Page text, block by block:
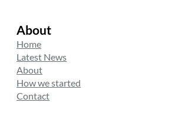
About
Home
Latest News
About
How we started
Contact